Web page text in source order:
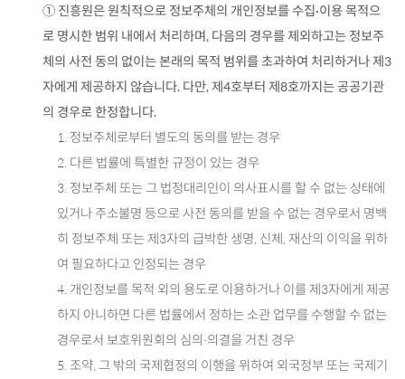
① 진흥원은 원칙적으로 정보주체의 개인정보를 수집·이용 목적으
로 명시한 범위 내에서 처리하며, 다음의 경우를 제외하고는 정보주
체의 사전 동의 없이는 본래의 목적 범위를 초과하여 처리하거나 제3
자에게 제공하지 않습니다. 다만, 제4호부터 제8호까지는 공공기관
의 경우로 한정합니다.
1. 정보주체로부터 별도의 동의를 받는 경우
2. 다른 법률에 특별한 규정이 있는 경우
3. 정보주체 또는 그 법정대리인이 의사표시를 할 수 없는 상태에
있거나 주소불명 등으로 사전 동의를 받을 수 없는 경우로서 명백
히 정보주체 또는 제3자의 급박한 생명, 신체, 재산의 이익을 위하
여 필요하다고 인정되는 경우
4. 개인정보를 목적 외의 용도로 이용하거나 이를 제3자에게 제공
하지 아니하면 다른 법률에서 정하는 소관 업무를 수행할 수 없는
경우로서 보호위원회의 심의·의결을 거친 경우
5. 조약, 그 밖의 국제협정의 이행을 위하여 외국정부 또는 국제기